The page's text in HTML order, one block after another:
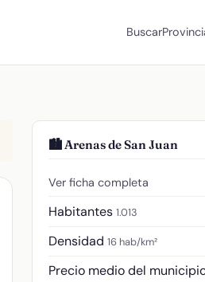
Buscar
🏙️ Arenas de San Juan
Ver ficha completa
Habitantes 1.013
Densidad 16 hab/km²
Precio medio del